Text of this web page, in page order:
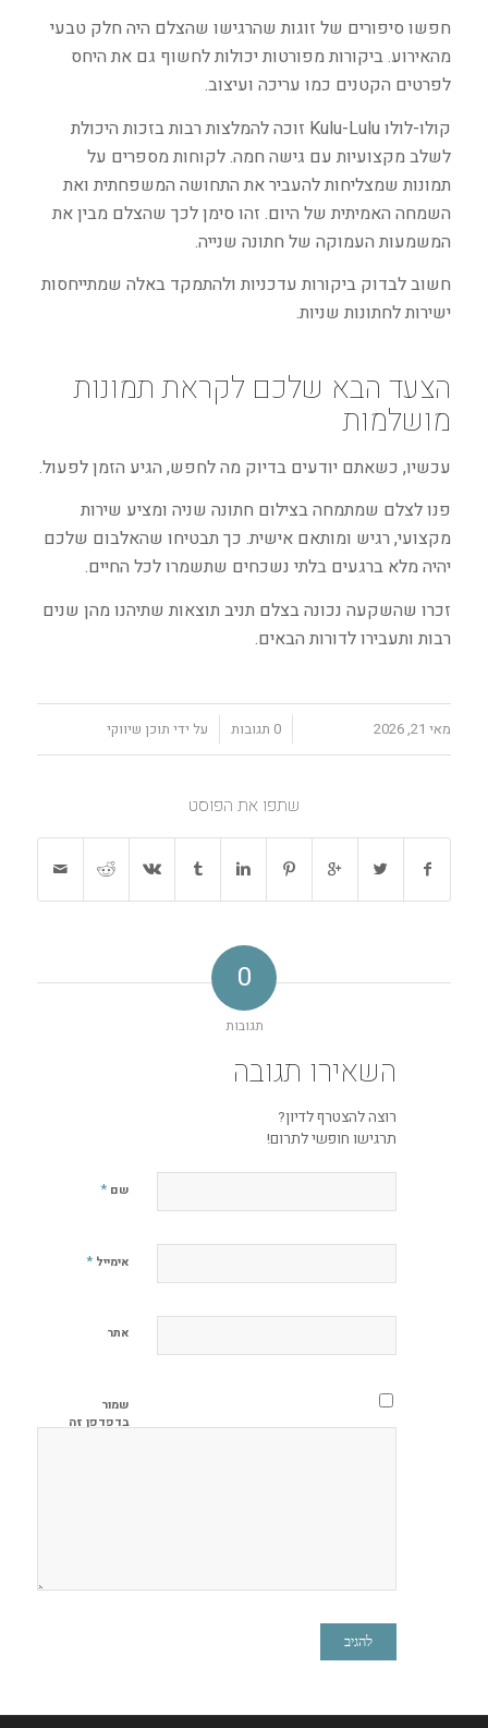
חפשו סיפורים של זוגות שהרגישו שהצלם היה חלק טבעי
מהאירוע. ביקורות מפורטות יכולות לחשוף גם את היחס
לפרטים הקטנים כמו עריכה ועיצוב.
קולו-לולו Kulu-Lulu זוכה להמלצות רבות בזכות היכולת
לשלב מקצועיות עם גישה חמה. לקוחות מספרים על
תמונות שמצליחות להעביר את התחושה המשפחתית ואת
השמחה האמיתית של היום. זהו סימן לכך שהצלם מבין את
המשמעות העמוקה של חתונה שנייה.
חשוב לבדוק ביקורות עדכניות ולהתמקד באלה שמתייחסות
ישירות לחתונות שניות.
הצעד הבא שלכם לקראת תמונות
מושלמות
עכשיו, כשאתם יודעים בדיוק מה לחפש, הגיע הזמן לפעול.
פנו לצלם שמתמחה בצילום חתונה שניה ומציע שירות
מקצועי, רגיש ומותאם אישית. כך תבטיחו שהאלבום שלכם
יהיה מלא ברגעים בלתי נשכחים שתשמרו לכל החיים.
זכרו שהשקעה נכונה בצלם תניב תוצאות שתיהנו מהן שנים
רבות ותעבירו לדורות הבאים.
מאי 21, 2026 0 תגובות על ידי תוכן שיווקי
שתפו את הפוסט
0
תגובות
השאירו תגובה
רוצה להצטרף לדיון?
תרגישו חופשי לתרום!
שם *
אימייל *
אתר
שמור
בדפדפן זה